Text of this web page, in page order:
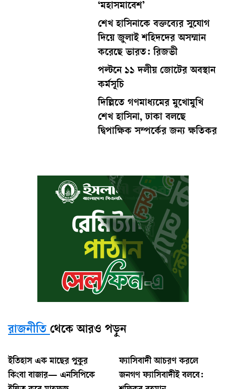
‘মহাসমাবেশ’
শেখ হাসিনাকে বক্তব্যের সুযোগ
দিয়ে জুলাই শহিদদের অসম্মান
করেছে ভারত: রিজভী
পল্টনে ১১ দলীয় জোটের অবস্থান
কর্মসূচি
দিল্লিতে গণমাধ্যমের মুখোমুখি
শেখ হাসিনা, ঢাকা বলছে
দ্বিপাক্ষিক সম্পর্কের জন্য ক্ষতিকর
রাজনীতি থেকে আরও পড়ুন
ইতিহাস এক মাছের পুকুর
কিংবা বাজার— এনসিপিকে
ফ্যাসিবাদী আচরণ করলে
জনগণ ফ্যাসিবাদীই বলবে: